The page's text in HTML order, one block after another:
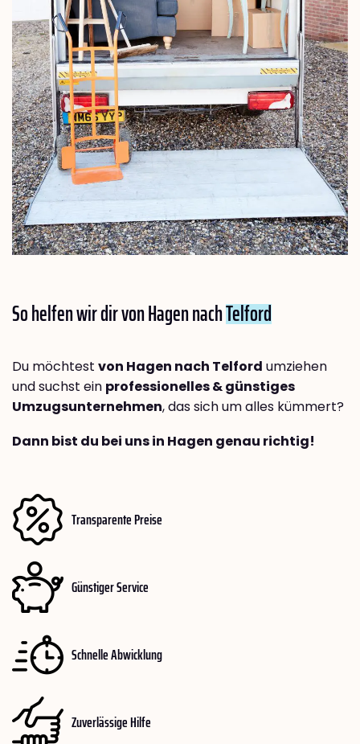
So helfen wir dir von Hagen nachTelford
Du möchtest von Hagen nach Telford umziehen
und suchst ein professionelles & günstiges
Umzugsunternehmen, das sich um alles kümmert?
Dann bist du bei uns in Hagen genau richtig!
Transparente Preise
Günstiger Service
Schnelle Abwicklung
Zuverlässige Hilfe